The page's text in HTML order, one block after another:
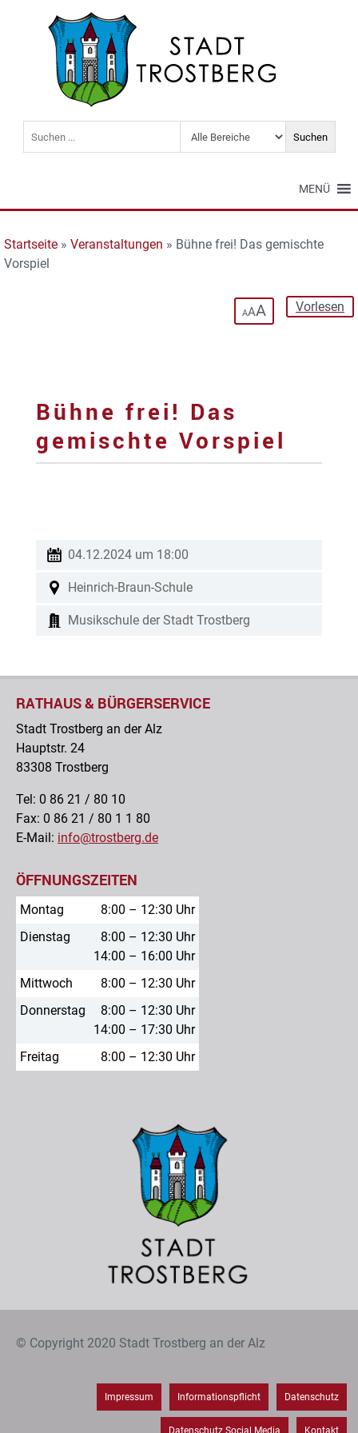
MENÜ
Startseite » Veranstaltungen » Bühne frei! Das gemischte
Vorspiel
Vorlesen
AAA
Bühne frei! Das
gemischte Vorspiel
04.12.2024 um 18:00
Heinrich-Braun-Schule
Musikschule der Stadt Trostberg
RATHAUS & BÜRGERSERVICE
Stadt Trostberg an der Alz
Hauptstr. 24
83308 Trostberg
Tel: 0 86 21 / 80 10
Fax: 0 86 21 / 80 1 1 80
E-Mail: info@trostberg.de
ÖFFNUNGSZEITEN
Montag
8:00 – 12:30 Uhr
Dienstag
8:00 – 12:30 Uhr
14:00 – 16:00 Uhr
Mittwoch
8:00 – 12:30 Uhr
Donnerstag
8:00 – 12:30 Uhr
14:00 – 17:30 Uhr
Freitag
8:00 – 12:30 Uhr
© Copyright 2020 Stadt Trostberg an der Alz
Impressum Informationspflicht Datenschutz
Datenschutz Social Media Kontakt